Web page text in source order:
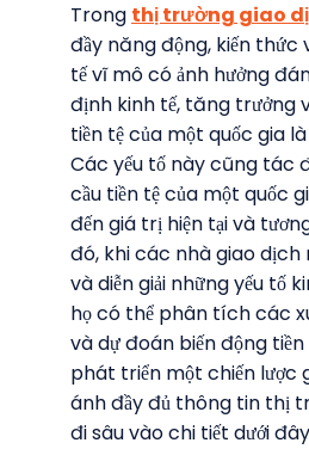
Trong thị trường giao
đầy năng động, kiến thức
tế vĩ mô có ảnh hưởng
định kinh tế, tăng trưởng
tiền tệ của một quốc gia
Các yếu tố này cũng tác
cầu tiền tệ của một quốc
đến giá trị hiện tại và
đó, khi các nhà giao dịch
và diễn giải những yếu tố
họ có thể phân tích các
và dự đoán biến động
phát triển một chiến lược
ánh đầy đủ thông tin thị
đi sâu vào chi tiết dưới